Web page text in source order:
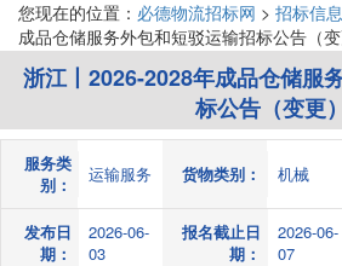
您现在的位置： 必德物流招标网 > 招标信息
成品仓储服务外包和短驳运输招标公告（
浙江丨2026-2028年成品仓储服
标公告（变更）
服务类
别：
运输服务 货物类别： 机械
发布日
期：
2026-06-
03
报名截止日
期：
2026-06-
07